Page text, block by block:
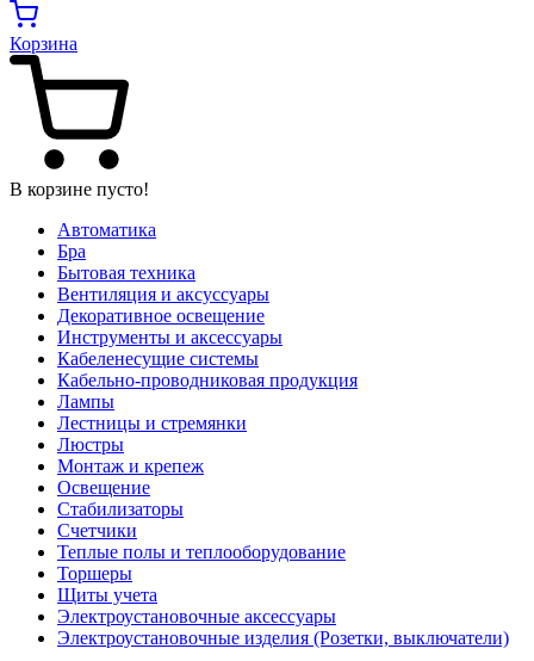
Корзина
В корзине пусто!
Автоматика
Бра
Бытовая техника
Вентиляция и аксуссуары
Декоративное освещение
Инструменты и аксессуары
Кабеленесущие системы
Кабельно-проводниковая продукция
Лампы
Лестницы и стремянки
Люстры
Монтаж и крепеж
Освещение
Стабилизаторы
Счетчики
Теплые полы и теплооборудование
Торшеры
Щиты учета
Электроустановочные аксессуары
Электроустановочные изделия (Розетки, выключатели)